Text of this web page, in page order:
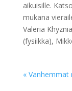
aikuisille.
mukana
Valeria
(fysiikka),
« Vanhemmat